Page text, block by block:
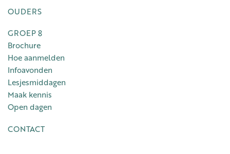
OUDERS
GROEP 8
Brochure
Hoe aanmelden
Infoavonden
Lesjesmiddagen
Maak kennis
Open dagen
CONTACT